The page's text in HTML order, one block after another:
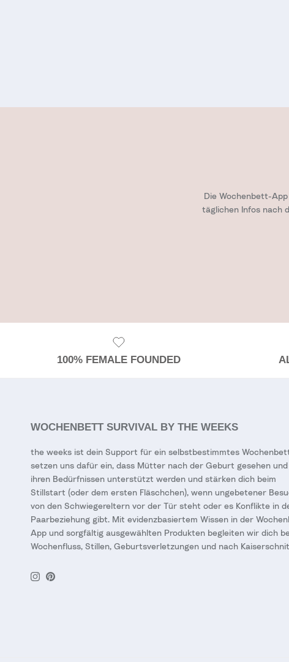
Die Wochenbett-
täglichen Infos nach
100% FEMALE FOUNDED
WOCHENBETT SURVIVAL BY THE WEEKS
the weeks ist dein Support für ein selbstbestimmtes
setzen uns dafür ein, dass Mütter nach der Geburt gesehen
ihren Bedürfnissen unterstützt werden und stärken dich beim
Stillstart (oder dem ersten Fläschchen), wenn ungebetener
von den Schwiegereltern vor der Tür steht oder es Konflikte in
Paarbeziehung gibt. Mit evidenzbasiertem Wissen in der
App und sorgfältig ausgewählten Produkten begleiten wir dich
Wochenfluss, Stillen, Geburtsverletzungen und nach
Instagram
Pinterest